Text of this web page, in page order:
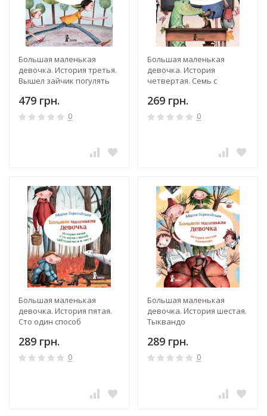
Большая маленькая
девочка. История третья.
Вышел зайчик погулять
479 грн.
0
Большая маленькая
девочка. История
четвертая. Семь с
крокодильских улыбок
269 грн.
0
Большая маленькая
девочка. История пятая.
Сто один способ
289 грн.
0
Большая маленькая
девочка. История шестая.
Тыквандо
289 грн.
0